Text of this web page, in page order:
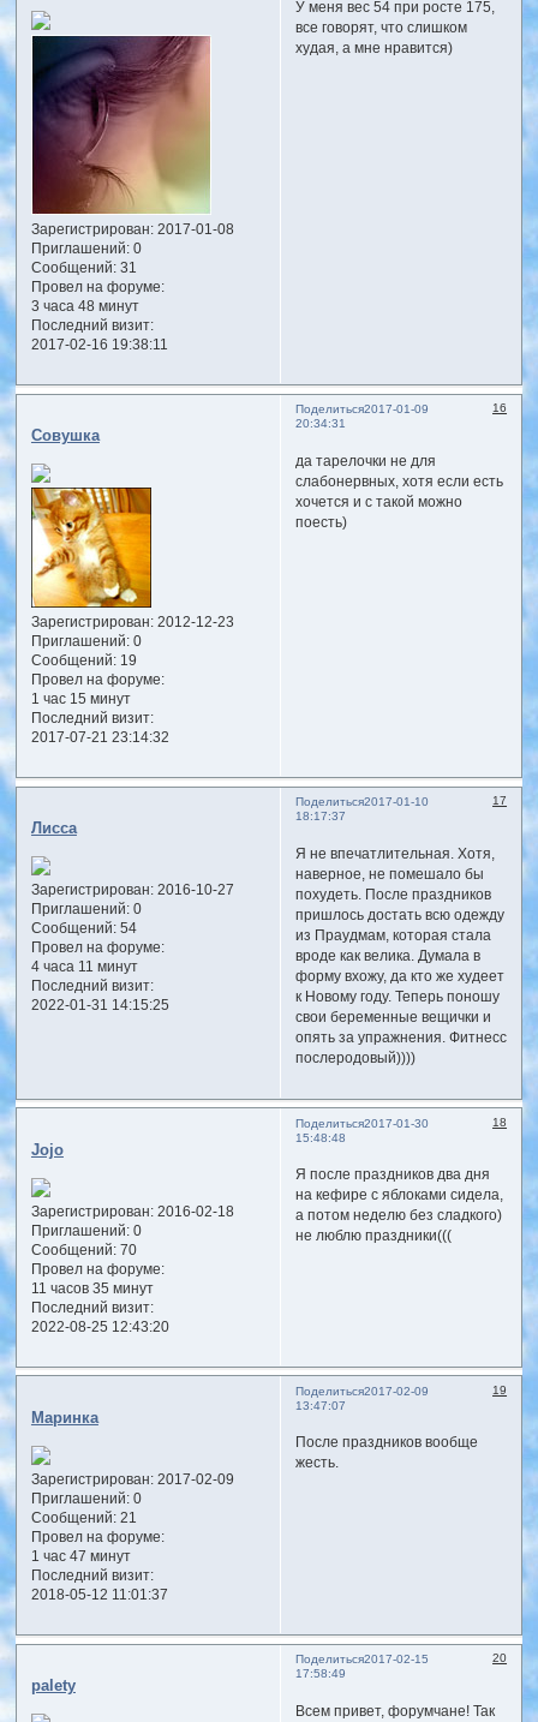
Зарегистрирован: 2017-01-08
Приглашений:0
Сообщений:31
Провел на форуме:
3 часа 48 минут
Последний визит:
2017-02-16 19:38:11
У меня вес 54 при росте 175,
все говорят, что слишком
худая, а мне нравится)
Поделиться 16
2017-01-09
20:34:31
Совушка
Зарегистрирован: 2012-12-23
Приглашений:0
Сообщений:19
Провел на форуме:
1 час 15 минут
Последний визит:
2017-07-21 23:14:32
да тарелочки не для
слабонервных, хотя если есть
хочется и с такой можно
поесть)
Поделиться 17
2017-01-10
18:17:37
Лисса
Зарегистрирован: 2016-10-27
Приглашений:0
Сообщений:54
Провел на форуме:
4 часа 11 минут
Последний визит:
2022-01-31 14:15:25
Я не впечатлительная. Хотя,
наверное, не помешало бы
похудеть. После праздников
пришлось достать всю одежду
из Праудмам, которая стала
вроде как велика. Думала в
форму вхожу, да кто же худеет
к Новому году. Теперь поношу
свои беременные вещички и
опять за упражнения. Фитнесс
послеродовый))))
Поделиться 18
2017-01-30
15:48:48
Jojo
Зарегистрирован: 2016-02-18
Приглашений:0
Сообщений:70
Провел на форуме:
11 часов 35 минут
Последний визит:
2022-08-25 12:43:20
Я после праздников два дня
на кефире с яблоками сидела,
а потом неделю без сладкого)
не люблю праздники(((
Поделиться 19
2017-02-09
13:47:07
Маринка
Зарегистрирован: 2017-02-09
Приглашений:0
Сообщений:21
Провел на форуме:
1 час 47 минут
Последний визит:
2018-05-12 11:01:37
После праздников вообще
жесть.
Поделиться 20
2017-02-15
17:58:49
palety
Всем привет, форумчане! Так